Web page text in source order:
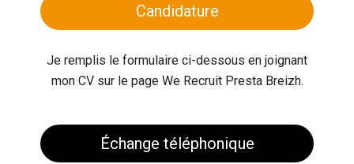
Candidature
Je remplis le formulaire ci-dessous en joignant
mon CV sur le page We Recruit Presta Breizh.
Échange téléphonique